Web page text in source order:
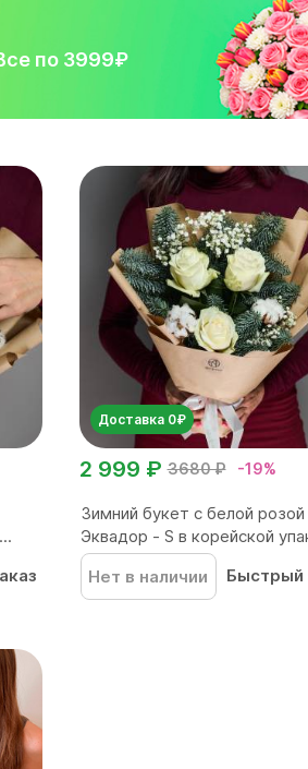
по 3999₽
Доставка 0₽
3680 ₽ -19%
2 999 ₽
Зимний букет с белой розой
Эквадор - S в корейской
Нет в наличии
Быстрый